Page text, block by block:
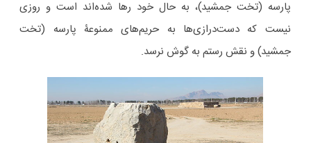
پارسه (تخت جمشید)، به حال خود رها شده‌اند است و روزی
نیست که دست‌درازی‌ها به حریم‌های ممنوعۀ پارسه (تخت
جمشید) و نقش رستم به گوش نرسد.